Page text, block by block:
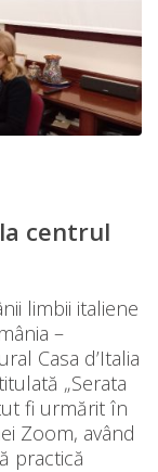
centrul
limbii italiene
–
Casa d’Italia
„Serata
fi urmărit în
Zoom, având
practică